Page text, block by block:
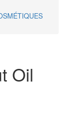
Oil